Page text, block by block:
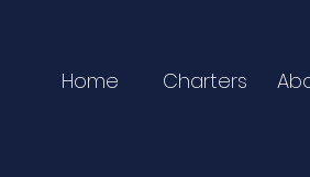
Home Charters